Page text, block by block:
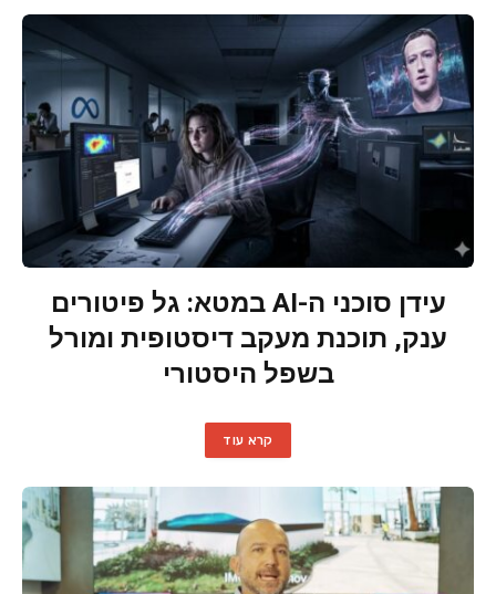
עידן סוכני ה-AI במטא: גל פיטורים
ענק, תוכנת מעקב דיסטופית ומורל
בשפל היסטורי
קרא עוד